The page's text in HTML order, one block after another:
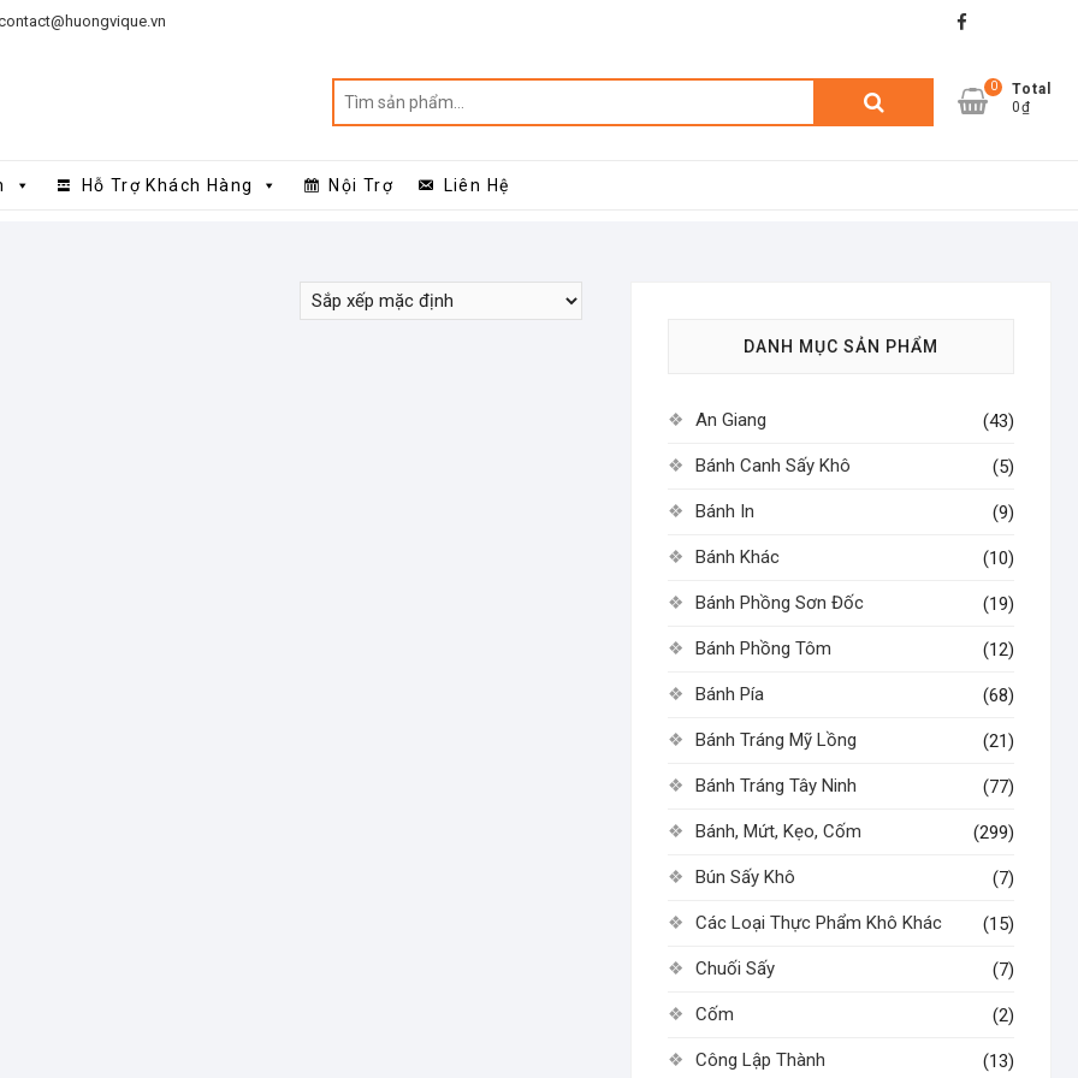
facebook
0
Total
0₫
Hỗ Trợ Khách Hàng Nội Trợ Liên Hệ
DANH MỤC SẢN PHẨM
An Giang (43)
Bánh Canh Sấy Khô (5)
Bánh In (9)
Bánh Khác (10)
Bánh Phồng Sơn Đốc (19)
Bánh Phồng Tôm (12)
Bánh Pía (68)
Bánh Tráng Mỹ Lồng (21)
Bánh Tráng Tây Ninh (77)
Bánh, Mứt, Kẹo, Cốm (299)
Bún Sấy Khô (7)
Các Loại Thực Phẩm Khô Khác (15)
Chuối Sấy (7)
Cốm (2)
Công Lập Thành (13)